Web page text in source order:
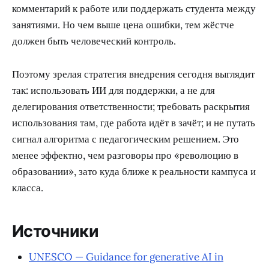
комментарий к работе или поддержать студента между
занятиями. Но чем выше цена ошибки, тем жёстче
должен быть человеческий контроль.
Поэтому зрелая стратегия внедрения сегодня выглядит
так: использовать ИИ для поддержки, а не для
делегирования ответственности; требовать раскрытия
использования там, где работа идёт в зачёт; и не путать
сигнал алгоритма с педагогическим решением. Это
менее эффектно, чем разговоры про «революцию в
образовании», зато куда ближе к реальности кампуса и
класса.
Источники
UNESCO — Guidance for generative AI in